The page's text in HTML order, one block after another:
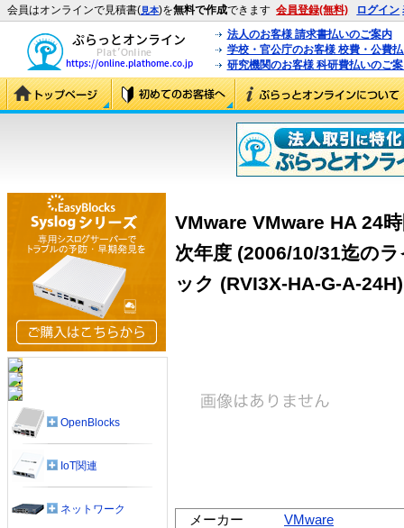
会員はオンラインで見積書(見本)を無料で作成できます 会員登録(無料) ログイン
法人のお客様 請求書払いのご案内
学校・官公庁のお客様 校費・公費
研究機関のお客様 科研費払いのご
VMware VMware HA 24
次年度 (2006/10/31迄の
ック (RVI3X-HA-G-A-24H)
メーカー
VMware
OpenBlocks
IoT関連
ネットワーク